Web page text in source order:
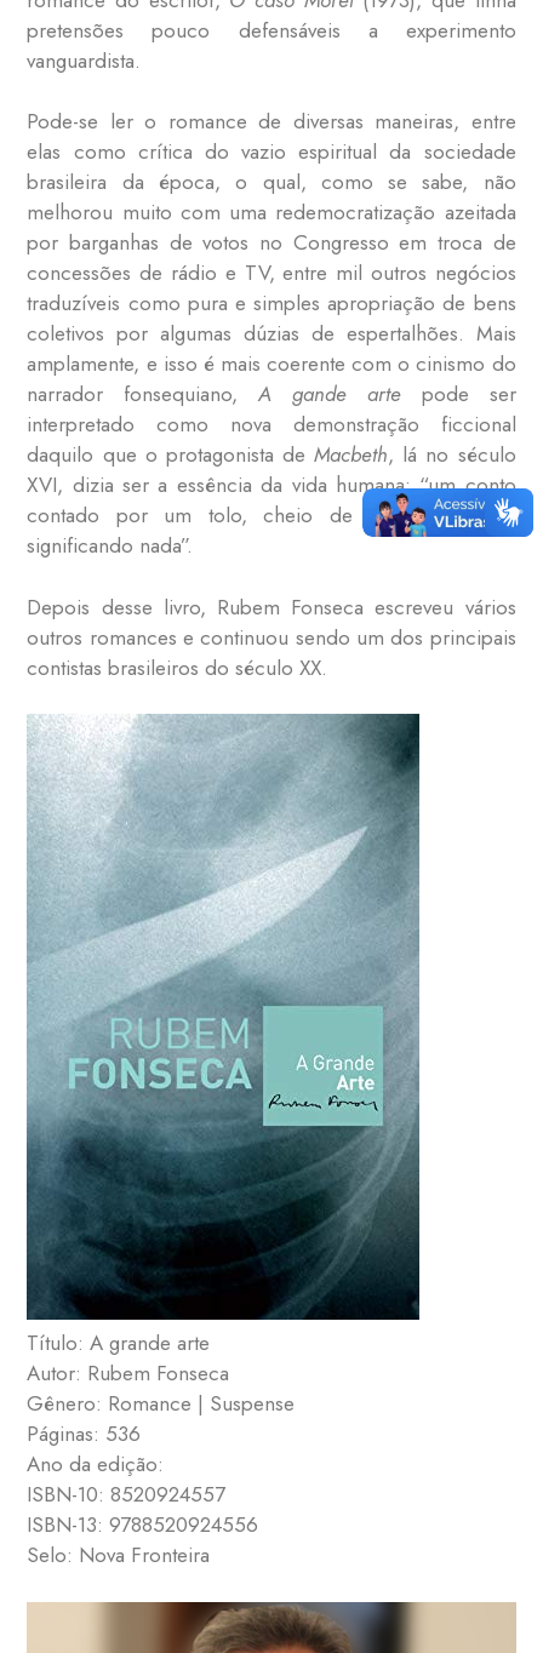
pretensões pouco defensáveis a experimento
vanguardista.
Pode-se ler o romance de diversas maneiras, entre
elas como crítica do vazio espiritual da sociedade
brasileira da época, o qual, como se sabe, não
melhorou muito com uma redemocratização azeitada
por barganhas de votos no Congresso em troca de
concessões de rádio e TV, entre mil outros negócios
traduzíveis como pura e simples apropriação de bens
coletivos por algumas dúzias de espertalhões. Mais
amplamente, e isso é mais coerente com o cinismo do
narrador fonsequiano,A gande artepode ser
interpretado como nova demonstração ficcional
daquilo que o protagonista deMacbeth, lá no século
XVI, dizia ser a essência da vida humana: “um conto
contado por um tolo, cheio de som e fúria e
significando nada”.
Depois desse livro, Rubem Fonseca escreveu vários
outros romances e continuou sendo um dos principais
contistas brasileiros do século XX.
Título: A grande arte
Autor: Rubem Fonseca
Gênero: Romance | Suspense
Páginas: 536
Ano da edição:
ISBN-10: 8520924557
ISBN-13: 9788520924556
Selo: Nova Fronteira